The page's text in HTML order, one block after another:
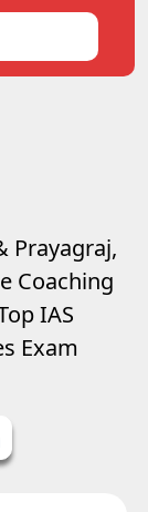
Prayagraj,
Coaching
IAS
Exam